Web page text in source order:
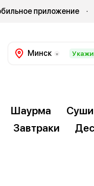
приложение
Минск
Шаурма Суши
Завтраки